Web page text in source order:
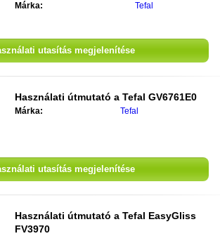
Márka: Tefal
utasítás megjelenítése
Használati útmutató a Tefal GV6761E0
Márka: Tefal
utasítás megjelenítése
Használati útmutató a Tefal EasyGliss
FV3970